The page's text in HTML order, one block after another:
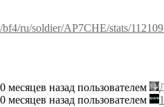
ru/soldier/AP7CHE/stats/
месяцев назад пользователем
месяцев назад пользователем